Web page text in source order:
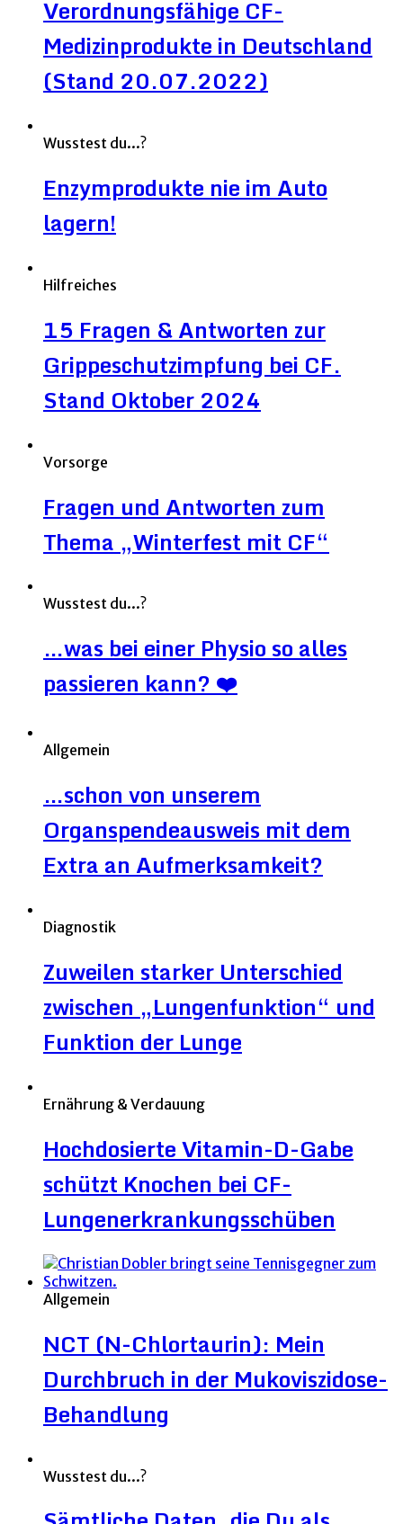
Verordnungsfähige CF-
Medizinprodukte in Deutschland
(Stand 20.07.2022)
Wusstest du...?
Enzymprodukte nie im Auto
lagern!
Hilfreiches
15 Fragen & Antworten zur
Grippeschutzimpfung bei CF.
Stand Oktober 2024
Vorsorge
Fragen und Antworten zum
Thema „Winterfest mit CF“
Wusstest du...?
…was bei einer Physio so alles
passieren kann? ❤️
Allgemein
…schon von unserem
Organspendeausweis mit dem
Extra an Aufmerksamkeit?
Diagnostik
Zuweilen starker Unterschied
zwischen „Lungenfunktion“ und
Funktion der Lunge
Ernährung & Verdauung
Hochdosierte Vitamin-D-Gabe
schützt Knochen bei CF-
Lungenerkrankungsschüben
Allgemein
NCT (N-Chlortaurin): Mein
Durchbruch in der Mukoviszidose-
Behandlung
Wusstest du...?